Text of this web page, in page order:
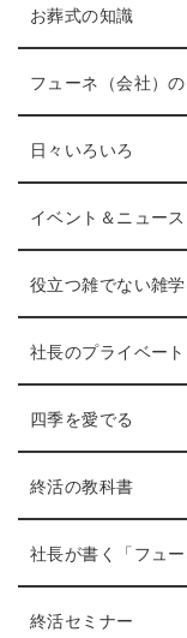
お葬式の知識
ン
ト
リ
数
フューネ（会社）の
日々いろいろ
ン
ト
リ
ー
数
イベント＆ニュース
役立つ雑でない雑学
社長のプライベート
四季を愛でる
ン
ト
リ
ー
数
終活の教科書エ
ン
ト
リ
件
社長が書く「フュー
終活セミナー